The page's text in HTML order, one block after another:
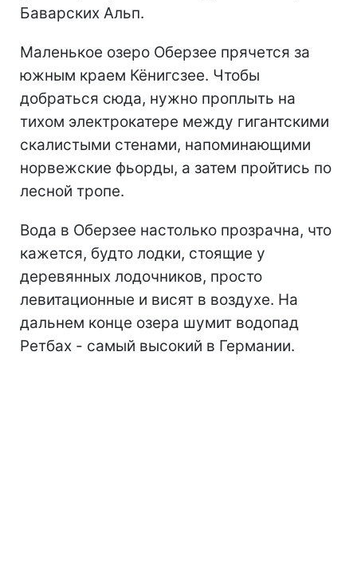
Баварских Альп.
Маленькое озеро Оберзее прячется за
южным краем Кёнигсзее. Чтобы
добраться сюда, нужно проплыть на
тихом электрокатере между гигантскими
скалистыми стенами, напоминающими
норвежские фьорды, а затем пройтись по
лесной тропе.
Вода в Оберзее настолько прозрачна, что
кажется, будто лодки, стоящие у
деревянных лодочников, просто
левитационные и висят в воздухе. На
дальнем конце озера шумит водопад
Ретбах - самый высокий в Германии.